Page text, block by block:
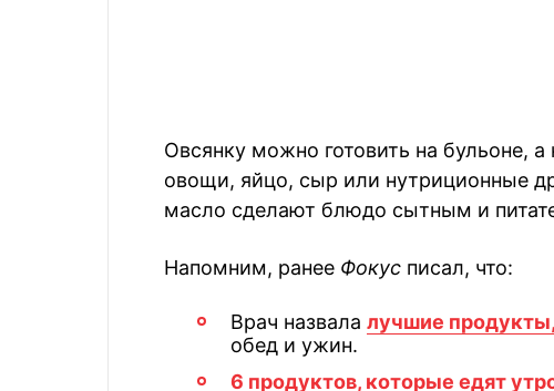
Овсянку можно готовить на бульоне,
овощи, яйцо, сыр или нутриционные
масло сделают блюдо сытным и
Напомним, ранее Фокус писал, что:
Врач назвала лучшие
обед и ужин.
6 продуктов, которые едят